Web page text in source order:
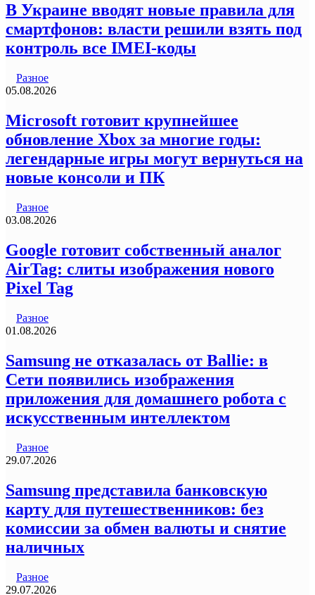
В Украине вводят новые правила для
смартфонов: власти решили взять под
контроль все IMEI-коды
Разное
05.08.2026
Microsoft готовит крупнейшее
обновление Xbox за многие годы:
легендарные игры могут вернуться на
новые консоли и ПК
Разное
03.08.2026
Google готовит собственный аналог
AirTag: слиты изображения нового
Pixel Tag
Разное
01.08.2026
Samsung не отказалась от Ballie: в
Сети появились изображения
приложения для домашнего робота с
искусственным интеллектом
Разное
29.07.2026
Samsung представила банковскую
карту для путешественников: без
комиссии за обмен валюты и снятие
наличных
Разное
29.07.2026